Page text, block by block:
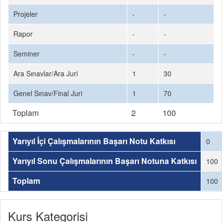
Projeler
-
-
Rapor
-
-
Seminer
-
-
Ara Sınavlar/Ara Juri
1
30
Genel Sınav/Final Juri
1 70
Toplam 2 100
Yarıyıl İçi Çalışmalarının Başarı Notu Katkısı 0
Yarıyıl Sonu Çalışmalarının Başarı Notuna Katkısı 100
Toplam 100
Kurs Kategorisi